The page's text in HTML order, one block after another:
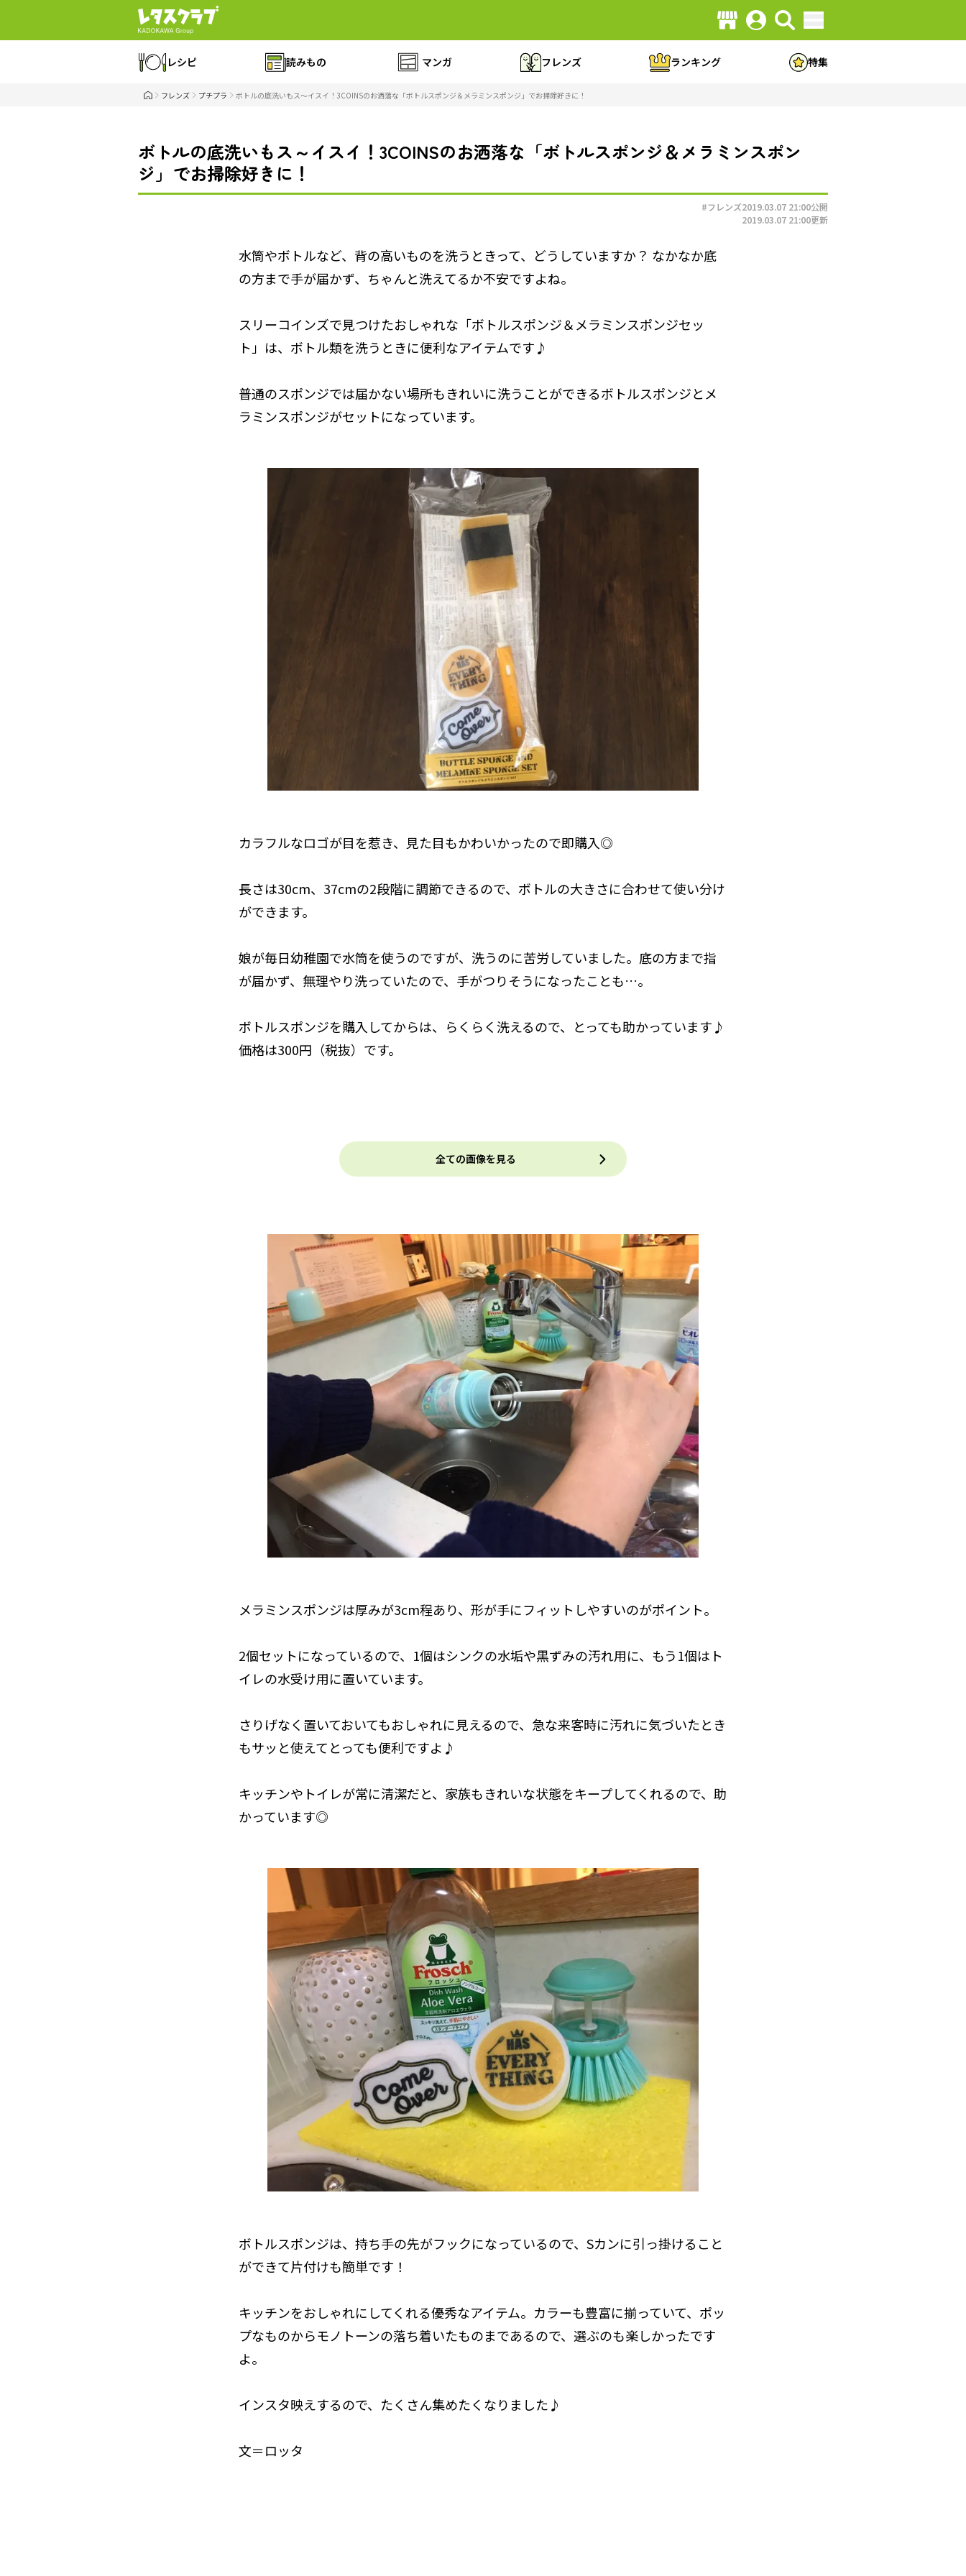
レシピ 読みもの マンガ フレンズ ランキング 特集
フレンズ プチプラ ボトルの底洗いもス～イスイ！3COINSのお洒落な「ボトルスポンジ＆メラミンスポンジ」でお掃除好きに！
ボトルの底洗いもス～イスイ！3COINSのお洒落な「ボトルスポンジ＆メラミンスポン
ジ」でお掃除好きに！
#フレンズ2019.03.07 21:00公開
2019.03.07 21:00更新
水筒やボトルなど、背の高いものを洗うときって、どうしていますか？ なかなか底
の方まで手が届かず、ちゃんと洗えてるか不安ですよね。
スリーコインズで見つけたおしゃれな「ボトルスポンジ＆メラミンスポンジセッ
ト」は、ボトル類を洗うときに便利なアイテムです♪
普通のスポンジでは届かない場所もきれいに洗うことができるボトルスポンジとメ
ラミンスポンジがセットになっています。
カラフルなロゴが目を惹き、見た目もかわいかったので即購入◎
長さは30cm、37cmの2段階に調節できるので、ボトルの大きさに合わせて使い分け
ができます。
娘が毎日幼稚園で水筒を使うのですが、洗うのに苦労していました。底の方まで指
が届かず、無理やり洗っていたので、手がつりそうになったことも…。
ボトルスポンジを購入してからは、らくらく洗えるので、とっても助かっています♪
価格は300円（税抜）です。
全ての画像を見る
メラミンスポンジは厚みが3cm程あり、形が手にフィットしやすいのがポイント。
2個セットになっているので、1個はシンクの水垢や黒ずみの汚れ用に、もう1個はト
イレの水受け用に置いています。
さりげなく置いておいてもおしゃれに見えるので、急な来客時に汚れに気づいたとき
もサッと使えてとっても便利ですよ♪
キッチンやトイレが常に清潔だと、家族もきれいな状態をキープしてくれるので、助
かっています◎
ボトルスポンジは、持ち手の先がフックになっているので、Sカンに引っ掛けること
ができて片付けも簡単です！
キッチンをおしゃれにしてくれる優秀なアイテム。カラーも豊富に揃っていて、ポッ
プなものからモノトーンの落ち着いたものまであるので、選ぶのも楽しかったです
よ。
インスタ映えするので、たくさん集めたくなりました♪
文＝ロッタ